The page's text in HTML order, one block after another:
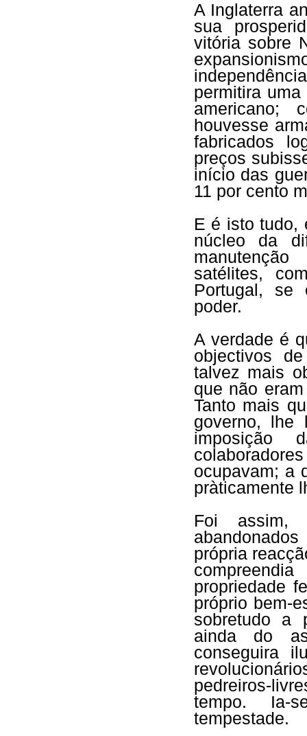
A Inglaterra
sua
vitória sobre
permitira
americano;
houvesse
fabricados
preços
início das
11 por cento
E é isto tudo,
núcleo da
satélites,
Portugal, se
poder.
A verdade é
objectivos
talvez mais
que não
Tanto mais
governo, lhe
imposição
ocupavam; a
pràticamente
Foi assim,
própria
propriedade
próprio bem-
sobretudo a
ainda do
conseguira
pedreiros-
tempo. Ia-
tempestade.